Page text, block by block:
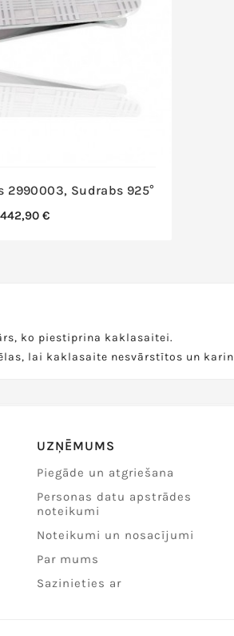
2990003, Sudrabs 925°
442,90 €Cena
ko piestiprina kaklasaitei.
lai kaklasaite nesvārstītos un
UZŅĒMUMS
Piegāde un atgriešana
Personas datu apstrādes
noteikumi
Noteikumi un nosacījumi
Par mums
Sazinieties ar